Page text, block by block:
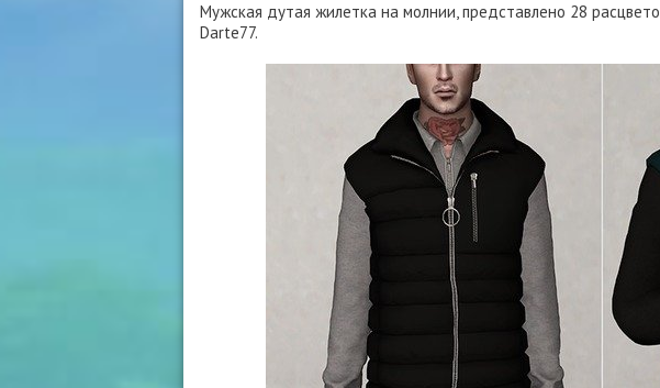
Мужская дутая жилетка на молнии, представлено 28
Darte77.